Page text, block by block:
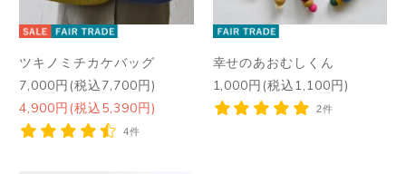
ツキノミチカケバッグ
7,000円(税込7,700円)
4,900円(税込5,390円)
4件
幸せのあおむしくん
1,000円(税込1,100円)
2件